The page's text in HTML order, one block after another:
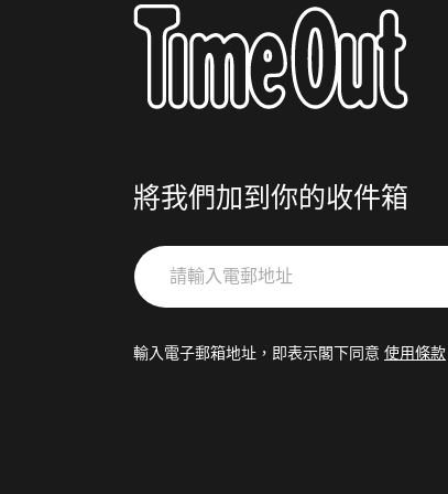
將我們加到你的收件箱
請
輸
郵
輸入電子郵箱地址，即表示閣下同意 使用條款